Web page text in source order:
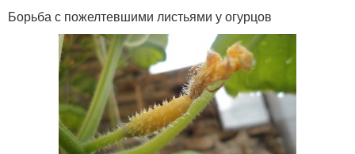
Борьба с пожелтевшими листьями у огурцов